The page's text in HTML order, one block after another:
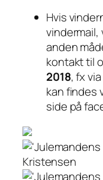
Hvis
vindermail,
anden
kontakt til
2018, fx
kan findes
side på